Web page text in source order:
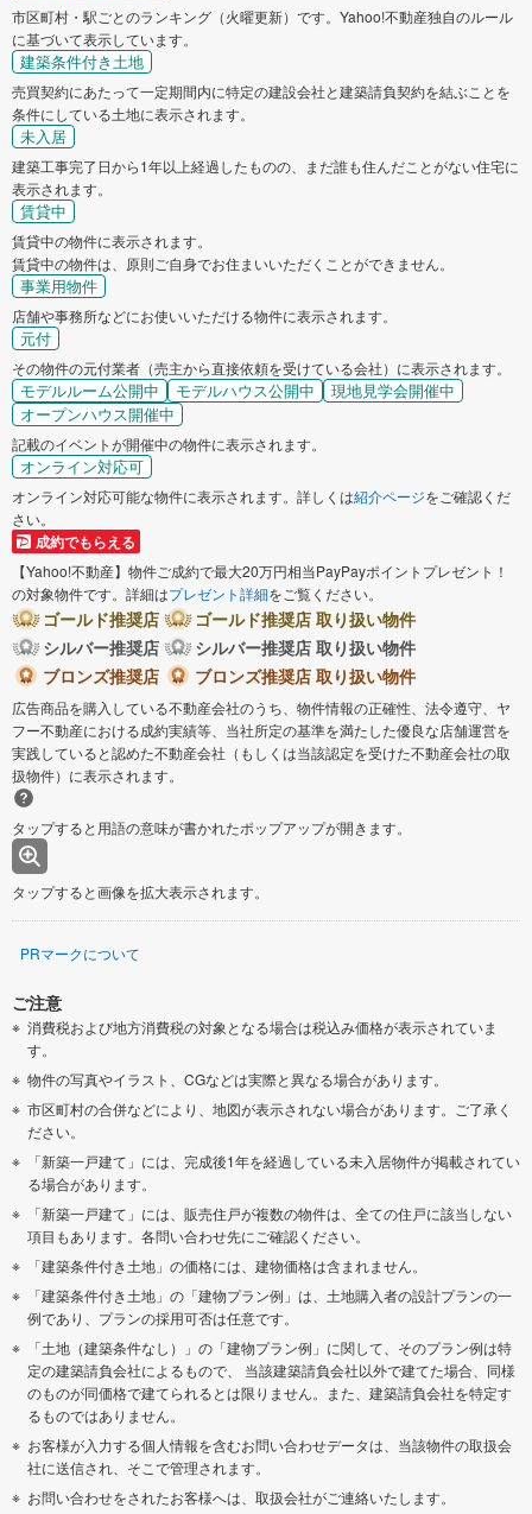
市区町村・駅ごとのランキング（火曜更新）です。Yahoo!不動産独自のルール
に基づいて表示しています。
建築条件付き土地
売買契約にあたって一定期間内に特定の建設会社と建築請負契約を結ぶことを
条件にしている土地に表示されます。
未入居
建築工事完了日から1年以上経過したものの、まだ誰も住んだことがない住宅に
表示されます。
賃貸中
賃貸中の物件に表示されます。
賃貸中の物件は、原則ご自身でお住まいいただくことができません。
事業用物件
店舗や事務所などにお使いいただける物件に表示されます。
元付
その物件の元付業者（売主から直接依頼を受けている会社）に表示されます。
モデルルーム公開中 モデルハウス公開中
現地見学会開催中
オープンハウス開催中
記載のイベントが開催中の物件に表示されます。
オンライン対応可
オンライン対応可能な物件に表示されます。詳しくは紹介ページをご確認くだ
さい。
成約でもらえる
【Yahoo!不動産】物件ご成約で最大20万円相当PayPayポイントプレゼント！
の対象物件です。詳細はプレゼント詳細をご覧ください。
ゴールド推奨店
ゴールド推奨店 取り扱い物件
シルバー推奨店
シルバー推奨店 取り扱い物件
ブロンズ推奨店
ブロンズ推奨店 取り扱い物件
広告商品を購入している不動産会社のうち、物件情報の正確性、法令遵守、ヤ
フー不動産における成約実績等、当社所定の基準を満たした優良な店舗運営を
実践していると認めた不動産会社（もしくは当該認定を受けた不動産会社の取
扱物件）に表示されます。
タップすると用語の意味が書かれたポップアップが開きます。
タップすると画像を拡大表示されます。
PRマークについて
ご注意
消費税および地方消費税の対象となる場合は税込み価格が表示されていま
す。
物件の写真やイラスト、CGなどは実際と異なる場合があります。
市区町村の合併などにより、地図が表示されない場合があります。ご了承く
ださい。
「新築一戸建て」には、完成後1年を経過している未入居物件が掲載されてい
る場合があります。
「新築一戸建て」には、販売住戸が複数の物件は、全ての住戸に該当しない
項目もあります。各問い合わせ先にご確認ください。
「建築条件付き土地」の価格には、建物価格は含まれません。
「建築条件付き土地」の「建物プラン例」は、土地購入者の設計プランの一
例であり、プランの採用可否は任意です。
「土地（建築条件なし）」の「建物プラン例」に関して、そのプラン例は特
定の建築請負会社によるもので、 当該建築請負会社以外で建てた場合、同様
のものが同価格で建てられるとは限りません。また、建築請負会社を特定す
るものではありません。
お客様が入力する個人情報を含むお問い合わせデータは、当該物件の取扱会
社に送信され、そこで管理されます。
お問い合わせをされたお客様へは、取扱会社がご連絡いたします。